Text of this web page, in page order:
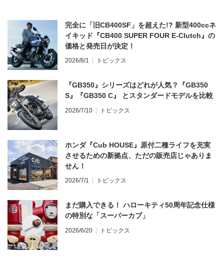
完全に「旧CB400SF」を超えた!? 新型400ccネ
イキッド『CB400 SUPER FOUR E-Clutch』の
価格と発売日が決定！
2026/8/1 トピックス
『GB350』シリーズはどれが人気？『GB350
S』『GB350 C』 とスタンダードモデルを比較
2026/7/10 トピックス
ホンダ『Cub HOUSE』原付二種ライフを充実
させるための新拠点、ただの販売店じゃありま
せん！
2026/7/1 トピックス
まだ購入できる！ ハローキティ50周年記念仕様
の特別な「スーパーカブ」
2026/6/20 トピックス